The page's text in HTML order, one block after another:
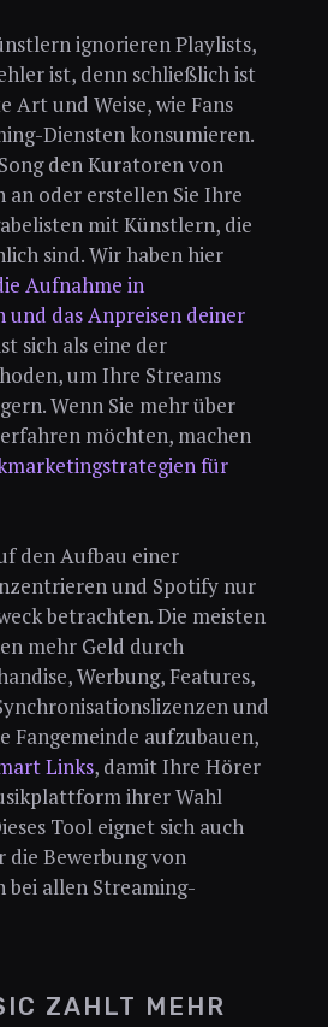
ignorieren Playlists,
ist, denn schließlich ist
Art und Weise, wie Fans
Diensten konsumieren.
den Kuratoren von
an oder erstellen Sie Ihre
mit Künstlern, die
sind. Wir haben hier
Aufnahme in
und das Anpreisen deiner
sich als eine der
um Ihre Streams
Wenn Sie mehr über
möchten, machen
für
den Aufbau einer
und Spotify nur
betrachten. Die meisten
mehr Geld durch
Werbung, Features,
und
Fangemeinde aufzubauen,
Links, damit Ihre Hörer
ihrer Wahl
Tool eignet sich auch
Bewerbung von
bei allen Streaming-
ZAHLT MEHR